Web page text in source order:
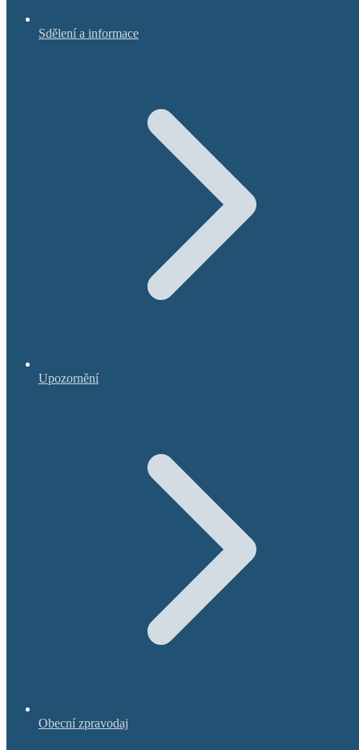
Sdělení a informace
Upozornění
Obecní zpravodaj